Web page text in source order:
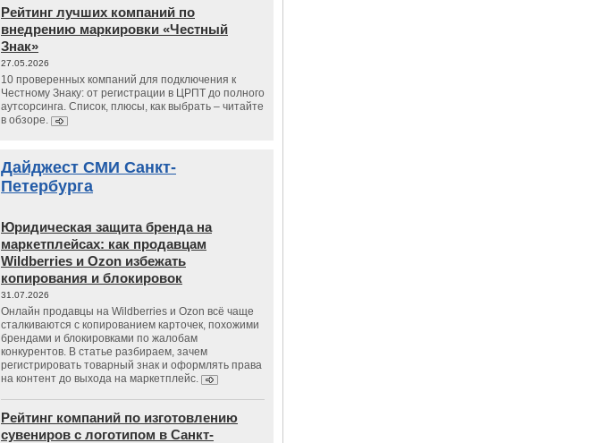
Рейтинг лучших компаний по
внедрению маркировки «Честный
Знак»
27.05.2026
10 проверенных компаний для подключения к
Честному Знаку: от регистрации в ЦРПТ до полного
аутсорсинга. Список, плюсы, как выбрать – читайте
в обзоре.
Дайджест СМИ Санкт-
Петербурга
Юридическая защита бренда на
маркетплейсах: как продавцам
Wildberries и Ozon избежать
копирования и блокировок
31.07.2026
Онлайн продавцы на Wildberries и Ozon всё чаще
сталкиваются с копированием карточек, похожими
брендами и блокировками по жалобам
конкурентов. В статье разбираем, зачем
регистрировать товарный знак и оформлять права
на контент до выхода на маркетплейс.
Рейтинг компаний по изготовлению
сувениров с логотипом в Санкт-